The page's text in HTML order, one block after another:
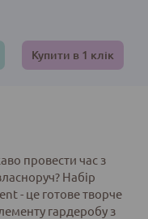
Купити в 1 клік
провести час з
Набір
- це готове творче
гардеробу з